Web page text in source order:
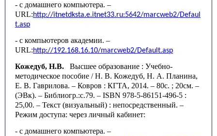
- с домашнего компьютера. –
URL:http://itnetdksta.e.itnet33.ru:5642/marcweb2/Defaul
t.asp
- с компьютеров академии. –
URL:http://192.168.16.10/marcweb2/Default.asp
Кожедуб, Н.В. Высшее образование : Учебно-
методическое пособие / Н. В. Кожедуб, Н. А. Планина,
Е. В. Гаврилова. – Ковров : КГТА, 2014. – 80с. ; 20см. –
(ЭВк). – Библиогр.:с.79. – ISBN 978-5-86151-496-5 :
25,00. – Текст (визуальный) : непосредственный. –
Режим доступа: через личный кабинет:
- с домашнего компьютера. –